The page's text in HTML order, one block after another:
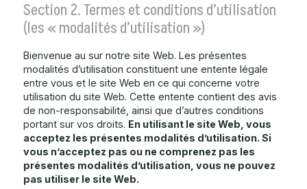
Section 2. Termes et conditions d’utilisation
(les « modalités d’utilisation »)
Bienvenue au sur notre site Web. Les présentes
modalités d’utilisation constituent une entente légale
entre vous et le site Web en ce qui concerne votre
utilisation du site Web. Cette entente contient des avis
de non-responsabilité, ainsi que d’autres conditions
portant sur vos droits. En utilisant le site Web, vous
acceptez les présentes modalités d’utilisation. Si
vous n’acceptez pas ou ne comprenez pas les
présentes modalités d’utilisation, vous ne pouvez
pas utiliser le site Web.